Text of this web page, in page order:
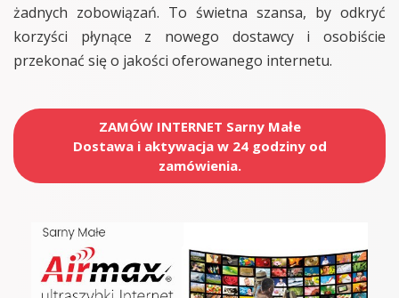
żadnych zobowiązań. To świetna szansa, by odkryć
korzyści płynące z nowego dostawcy i osobiście
przekonać się o jakości oferowanego internetu.
ZAMÓW INTERNET Sarny Małe
Dostawa i aktywacja w 24 godziny od
zamówienia.